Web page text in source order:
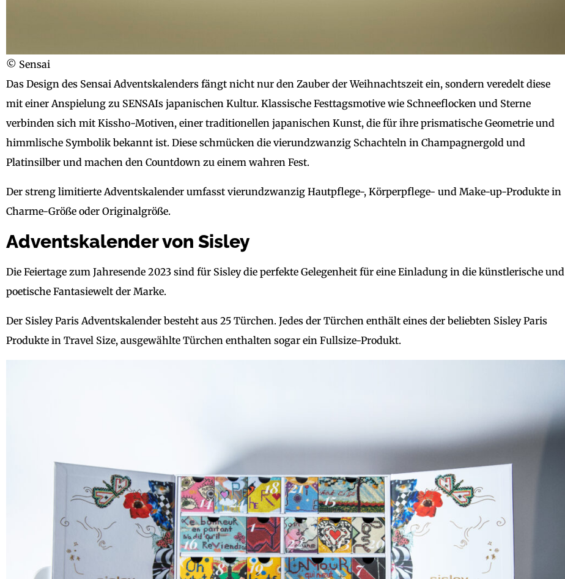
© Sensai
Das Design des Sensai Adventskalenders fängt nicht nur den Zauber der Weihnachtszeit ein, sondern veredelt diese
mit einer Anspielung zu SENSAIs japanischen Kultur. Klassische Festtagsmotive wie Schneeflocken und Sterne
verbinden sich mit Kissho-Motiven, einer traditionellen japanischen Kunst, die für ihre prismatische Geometrie und
himmlische Symbolik bekannt ist. Diese schmücken die vierundzwanzig Schachteln in Champagnergold und
Platinsilber und machen den Countdown zu einem wahren Fest.
Der streng limitierte Adventskalender umfasst vierundzwanzig Hautpflege-, Körperpflege- und Make-up-Produkte in
Charme-Größe oder Originalgröße.
Adventskalender von Sisley
Die Feiertage zum Jahresende 2023 sind für Sisley die perfekte Gelegenheit für eine Einladung in die künstlerische und
poetische Fantasiewelt der Marke.
Der Sisley Paris Adventskalender besteht aus 25 Türchen. Jedes der Türchen enthält eines der beliebten Sisley Paris
Produkte in Travel Size, ausgewählte Türchen enthalten sogar ein Fullsize-Produkt.